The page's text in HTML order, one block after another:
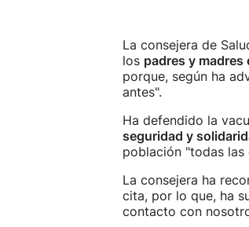
La consejera de
los padres y madres
porque, según ha
antes".
Ha defendido la
seguridad y
población "todas las
La consejera ha
cita, por lo que, ha
contacto con